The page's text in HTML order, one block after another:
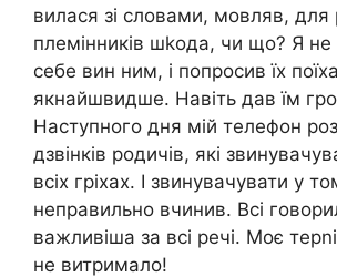
вилася зі словами, мовляв, для
племінників шkода, чи що? Я не
себе вин ним, і попросив їх
якнайшвидше. Навіть дав їм
Наступного дня мій телефон
дзвінків родичів, які
всіх гріхах. І звинувачувати у
неправильно вчинив. Всі
важливіша за всі речі. Моє
не витримало!